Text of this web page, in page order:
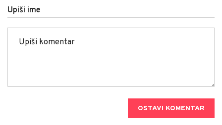
Upiši ime
OSTAVI KOMENTAR